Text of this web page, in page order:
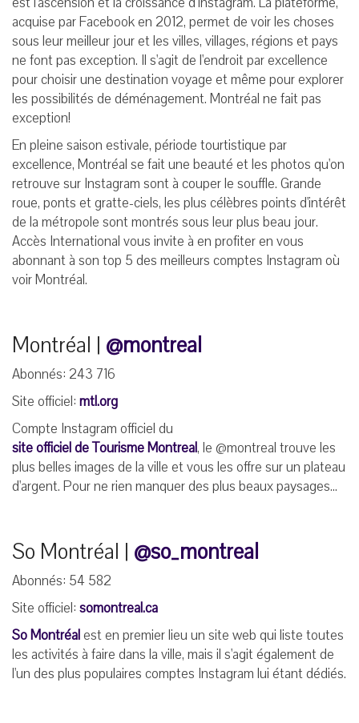
acquise par Facebook en 2012, permet de voir les choses
sous leur meilleur jour et les villes, villages, régions et pays
ne font pas exception. Il s'agit de l'endroit par excellence
pour choisir une destination voyage et même pour explorer
les possibilités de déménagement. Montréal ne fait pas
exception!
En pleine saison estivale, période tourtistique par
excellence, Montréal se fait une beauté et les photos qu'on
retrouve sur Instagram sont à couper le souffle. Grande
roue, ponts et gratte-ciels, les plus célèbres points d'intérêt
de la métropole sont montrés sous leur plus beau jour.
Accès International vous invite à en profiter en vous
abonnant à son top 5 des meilleurs comptes Instagram où
voir Montréal.
Montréal | @montreal
Abonnés: 243 716
Site officiel: mtl.org
Compte Instagram officiel du
site officiel de Tourisme Montreal, le @montreal trouve les
plus belles images de la ville et vous les offre sur un plateau
d'argent. Pour ne rien manquer des plus beaux paysages...
So Montréal | @so_montreal
Abonnés: 54 582
Site officiel: somontreal.ca
So Montréalest en premier lieu un site web qui liste toutes
les activités à faire dans la ville, mais il s'agit également de
l'un des plus populaires comptes Instagram lui étant dédiés.